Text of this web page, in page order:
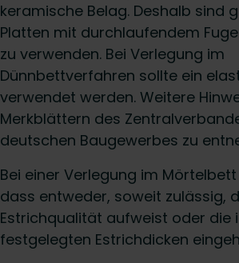
keramische Belag. Deshalb sind
Platten mit durchlaufendem
zu verwenden. Bei Verlegung im
Dünnbettverfahren sollte ein
verwendet werden. Weitere
Merkblättern des
deutschen Baugewerbes zu
Bei einer Verlegung im
dass entweder, soweit zulässig,
Estrichqualität aufweist oder die
festgelegten Estrichdicken